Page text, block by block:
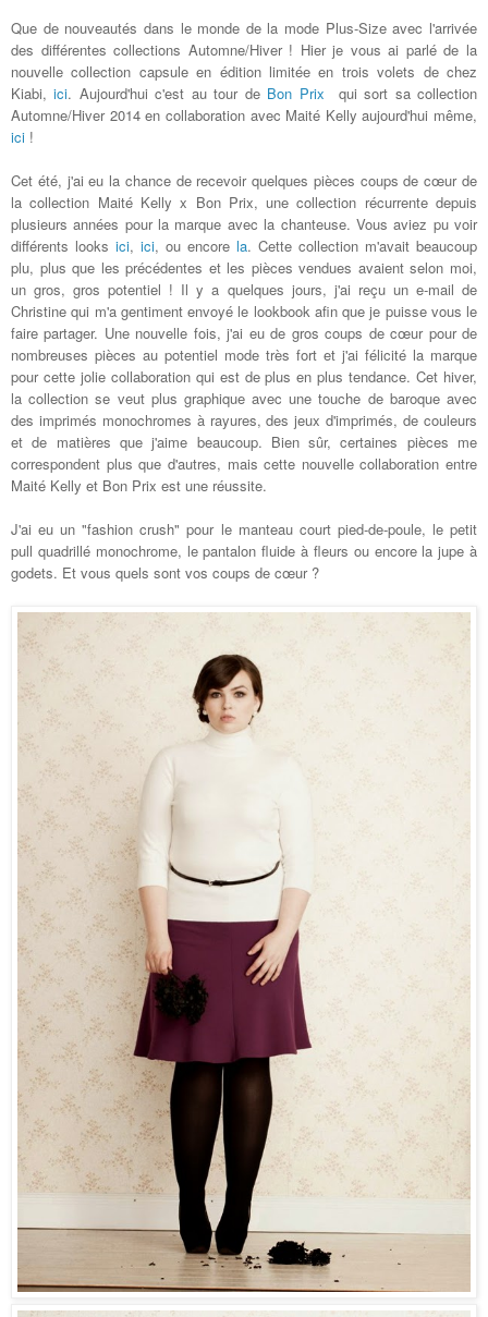
Que de nouveautés dans le monde de la mode Plus-Size avec l'arrivée
des différentes collections Automne/Hiver ! Hier je vous ai parlé de la
nouvelle collection capsule en édition limitée en trois volets de chez
Kiabi,ici. Aujourd'hui c'est au tour de Bon Prix qui sort sa collection
Automne/Hiver 2014 en collaboration avec Maité Kelly aujourd'hui même,
ici !
Cet été, j'ai eu la chance de recevoir quelques pièces coups de cœur de
la collection Maité Kelly x Bon Prix, une collection récurrente depuis
plusieurs années pour la marque avec la chanteuse. Vous aviez pu voir
différents looks ici, ici, ou encore la. Cette collection m'avait beaucoup
plu, plus que les précédentes et les pièces vendues avaient selon moi,
un gros, gros potentiel ! Il y a quelques jours, j'ai reçu un e-mail de
Christine qui m'a gentiment envoyé le lookbook afin que je puisse vous le
faire partager. Une nouvelle fois, j'ai eu de gros coups de cœur pour de
nombreuses pièces au potentiel mode très fort et j'ai félicité la marque
pour cette jolie collaboration qui est de plus en plus tendance. Cet hiver,
la collection se veut plus graphique avec une touche de baroque avec
des imprimés monochromes à rayures, des jeux d'imprimés, de couleurs
et de matières que j'aime beaucoup. Bien sûr, certaines pièces me
correspondent plus que d'autres, mais cette nouvelle collaboration entre
Maité Kelly et Bon Prix est une réussite.
J'ai eu un "fashion crush" pour le manteau court pied-de-poule, le petit
pull quadrillé monochrome, le pantalon fluide à fleurs ou encore la jupe à
godets. Et vous quels sont vos coups de cœur ?